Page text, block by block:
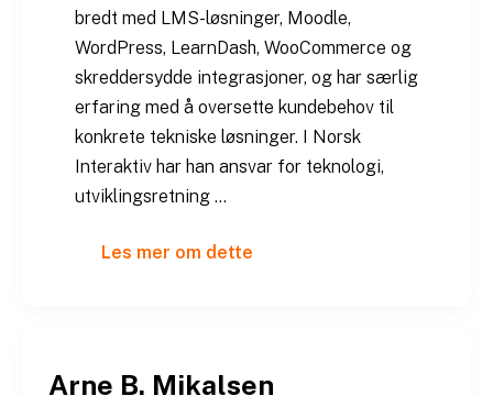
bredt med LMS-løsninger, Moodle,
WordPress, LearnDash, WooCommerce og
skreddersydde integrasjoner, og har særlig
erfaring med å oversette kundebehov til
konkrete tekniske løsninger. I Norsk
Interaktiv har han ansvar for teknologi,
utviklingsretning …
Les mer om dette
Arne B. Mikalsen